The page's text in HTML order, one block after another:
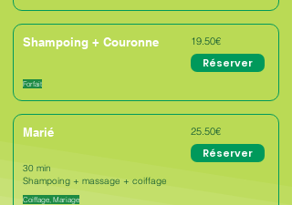
Shampoing + Couronne 19.50€
Réserver
Forfait
Marié 25.50€
Réserver
30 min
Shampoing + massage + coiffage
Coiffage, Mariage